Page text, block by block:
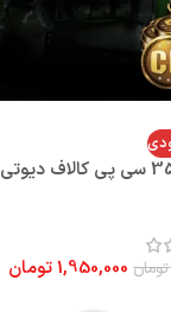
خرید 3500 سی پی کالاف دیوتی
تومان 1,950,000تومان